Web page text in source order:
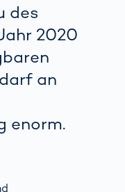
des
2020
an
enorm.